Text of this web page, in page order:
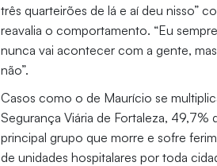
três quarteirões de lá e aí deu nisso”
reavalia o comportamento. “Eu
nunca vai acontecer com a gente,
não”.
Casos como o de Maurício se
Segurança Viária de Fortaleza, 49,7%
principal grupo que morre e sofre
de unidades hospitalares por toda